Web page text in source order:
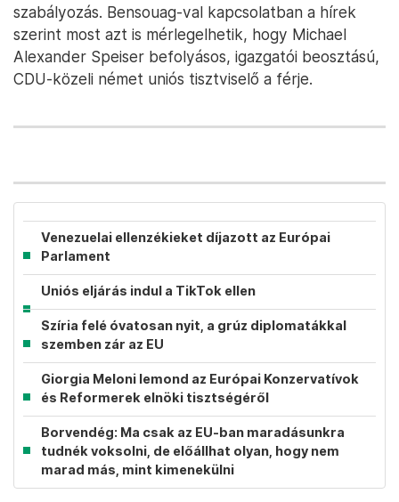
szabályozás. Bensouag-val kapcsolatban a hírek
szerint most azt is mérlegelhetik, hogy Michael
Alexander Speiser befolyásos, igazgatói beosztású,
CDU-közeli német uniós tisztviselő a férje.
Venezuelai ellenzékieket díjazott az Európai
Parlament
Uniós eljárás indul a TikTok ellen
Szíria felé óvatosan nyit, a grúz diplomatákkal
szemben zár az EU
Giorgia Meloni lemond az Európai Konzervatívok
és Reformerek elnöki tisztségéről
Borvendég: Ma csak az EU-ban maradásunkra
tudnék voksolni, de előállhat olyan, hogy nem
marad más, mint kimenekülni